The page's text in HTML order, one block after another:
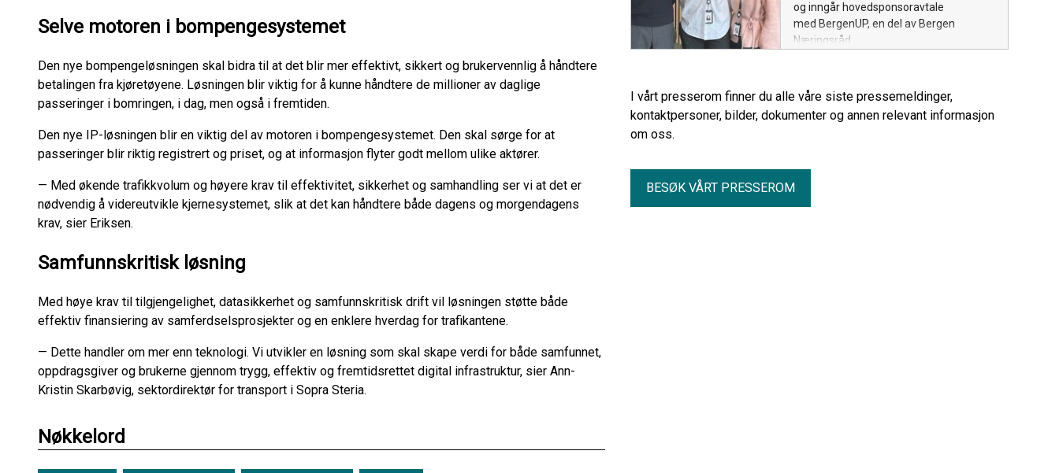
Selve motoren i bompengesystemet
Den nye bompengeløsningen skal bidra til at det blir mer effektivt, sikkert og brukervennlig å håndtere
betalingen fra kjøretøyene. Løsningen blir viktig for å kunne håndtere de millioner av daglige
passeringer i bomringen, i dag, men også i fremtiden.
Den nye IP-løsningen blir en viktig del av motoren i bompengesystemet. Den skal sørge for at
passeringer blir riktig registrert og priset, og at informasjon flyter godt mellom ulike aktører.
— Med økende trafikkvolum og høyere krav til effektivitet, sikkerhet og samhandling ser vi at det er
nødvendig å videreutvikle kjernesystemet, slik at det kan håndtere både dagens og morgendagens
krav, sier Eriksen.
Samfunnskritisk løsning
Med høye krav til tilgjengelighet, datasikkerhet og samfunnskritisk drift vil løsningen støtte både
effektiv finansiering av samferdselsprosjekter og en enklere hverdag for trafikantene.
— Dette handler om mer enn teknologi. Vi utvikler en løsning som skal skape verdi for både samfunnet,
oppdragsgiver og brukerne gjennom trygg, effektiv og fremtidsrettet digital infrastruktur, sier Ann-
Kristin Skarbøvig, sektordirektør for transport i Sopra Steria.
Nøkkelord
og inngår hovedsponsoravtale
med BergenUP, en del av Bergen
Næringsråd.
I vårt presserom finner du alle våre siste pressemeldinger,
kontaktpersoner, bilder, dokumenter og annen relevant informasjon
om oss.
BESØK VÅRT PRESSEROM